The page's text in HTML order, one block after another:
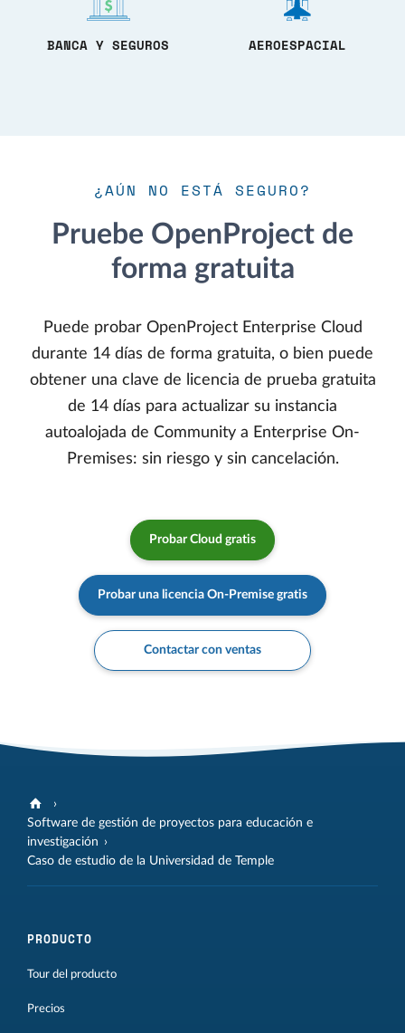
BANCA Y SEGUROS AEROESPACIAL
¿AÚN NO ESTÁ SEGURO?
Pruebe OpenProject de
forma gratuita
Puede probar OpenProject Enterprise Cloud
durante 14 días de forma gratuita, o bien puede
obtener una clave de licencia de prueba gratuita
de 14 días para actualizar su instancia
autoalojada de Community a Enterprise On-
Premises: sin riesgo y sin cancelación.
Probar Cloud gratis
Probar una licencia On-Premise gratis
Contactar con ventas
Software de gestión de proyectos para educación e
investigación
Caso de estudio de la Universidad de Temple
PRODUCTO
Tour del producto
Precios